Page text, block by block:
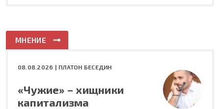
МНЕНИЕ
08.08.2026 | ПЛАТОН БЕСЕДИН
«Чужие» – хищники
капитализма